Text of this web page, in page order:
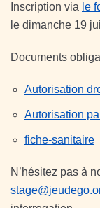
Inscription via le
le dimanche 19
Documents
Autorisation
Autorisation
fiche-sanitaire
N’hésitez pas à